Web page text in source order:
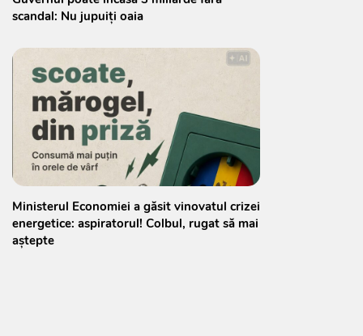
scandal: Nu jupuiți oaia
Ministerul Economiei a găsit vinovatul crizei
energetice: aspiratorul! Colbul, rugat să mai
aștepte